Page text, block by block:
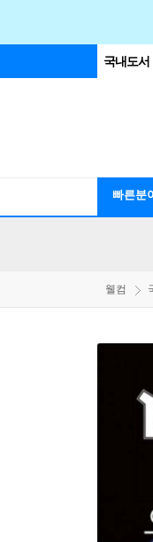
국내도서
빠른분
웰컴